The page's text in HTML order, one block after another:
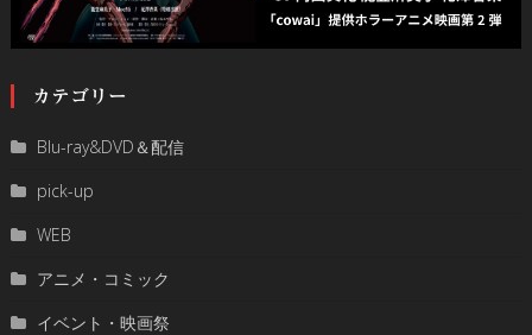
カテゴリー
Blu-ray&DVD＆配信
pick-up
WEB
アニメ・コミック
イベント・映画祭